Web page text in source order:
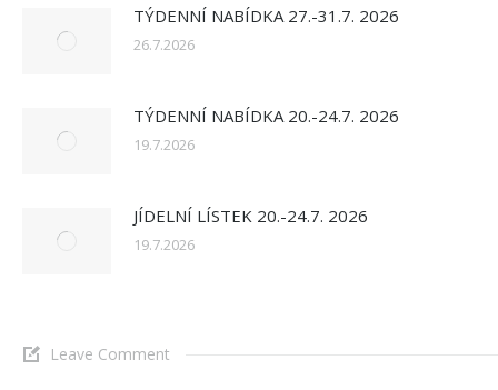
TÝDENNÍ NABÍDKA 27.-31.7. 2026
26.7.2026
TÝDENNÍ NABÍDKA 20.-24.7. 2026
19.7.2026
JÍDELNÍ LÍSTEK 20.-24.7. 2026
19.7.2026
Leave Comment